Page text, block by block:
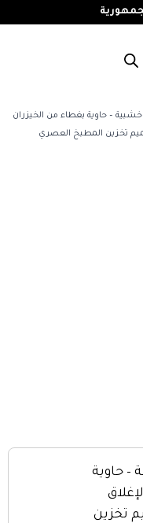
– حاوية بغطاء من الخيزران
تخزين المطبخ العصري
– حاوية
تخزين